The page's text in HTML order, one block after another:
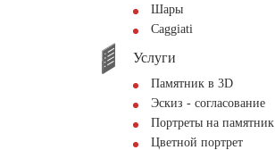
Шары
Сaggiati
Услуги
Памятник в 3D
Эскиз - согласование
Портреты на памятник
Цветной портрет